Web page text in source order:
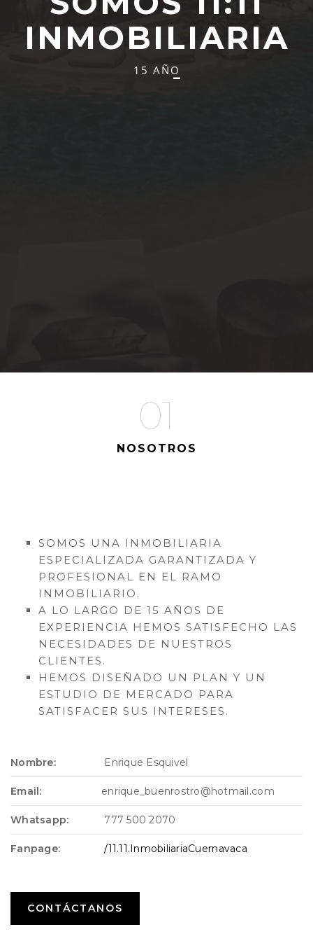
INMOBILIARIA
5 A Ñ O S
01
NOSOTROS
SOMOS UNA INMOBILIARIA
ESPECIALIZADA GARANTIZADA Y
PROFESIONAL EN EL RAMO
INMOBILIARIO.
A LO LARGO DE 15 AÑOS DE
EXPERIENCIA HEMOS SATISFECHO LAS
NECESIDADES DE NUESTROS
CLIENTES.
HEMOS DISEÑADO UN PLAN Y UN
ESTUDIO DE MERCADO PARA
SATISFACER SUS INTERESES.
Nombre: Enrique Esquivel
Email: enrique_buenrostro@hotmail.com
Whatsapp: 777 500 2070
Fanpage: /11.11.InmobiliariaCuernavaca
CONTÁCTANOS